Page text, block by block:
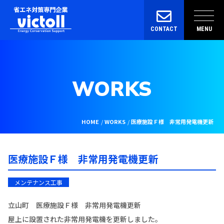
CONTACT MENU
WORKS
HOME WORKS 医療施設Ｆ様 非常用発電機更新
医療施設Ｆ様 非常用発電機更新
メンテナンス工事
立山町 医療施設Ｆ様 非常用発電機更新
屋上に設置された非常用発電機を更新しました。